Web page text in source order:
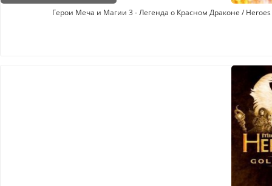
Герои Меча и Магии 3 - Легенда о Красном Драконе /